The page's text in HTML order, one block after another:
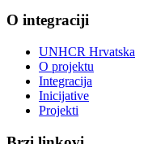
O integraciji
UNHCR Hrvatska
O projektu
Integracija
Inicijative
Projekti